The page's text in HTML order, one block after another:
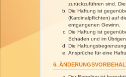
zurückzuführen sind.
Die Haftung ist
(Kardinalpflichten) auf
entgangenen Gewinn.
Die Haftung ist
Schäden und im
Die
Ansprüche für eine
6.